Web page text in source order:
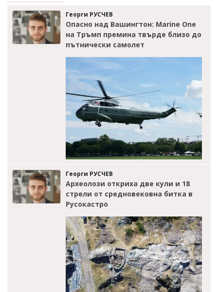
Георги РУСЧЕВ
Опасно над Вашингтон: Marine One
на Тръмп премина твърде близо до
пътнически самолет
Георги РУСЧЕВ
Археолози откриха две кули и 18
стрели от средновековна битка в
Русокастро